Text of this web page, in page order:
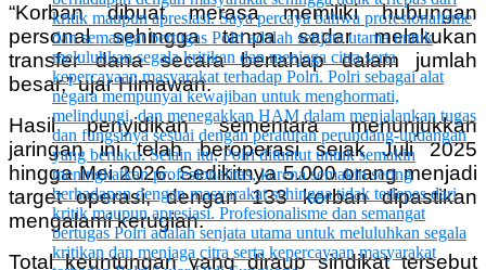
“Korban dibuat merasa memiliki hubungan
personal sehingga tanpa sadar melakukan
transfer dana secara bertahap dalam jumlah
besar,” ujar Himawan.
Hasil penyidikan sementara menunjukkan
jaringan ini telah beroperasi sejak Juli 2025
hingga Mei 2026. Sedikitnya 5.000 orang menjadi
target operasi, dengan 133 korban dipastikan
mengalami kerugian.
Total keuntungan yang diraup sindikat tersebut